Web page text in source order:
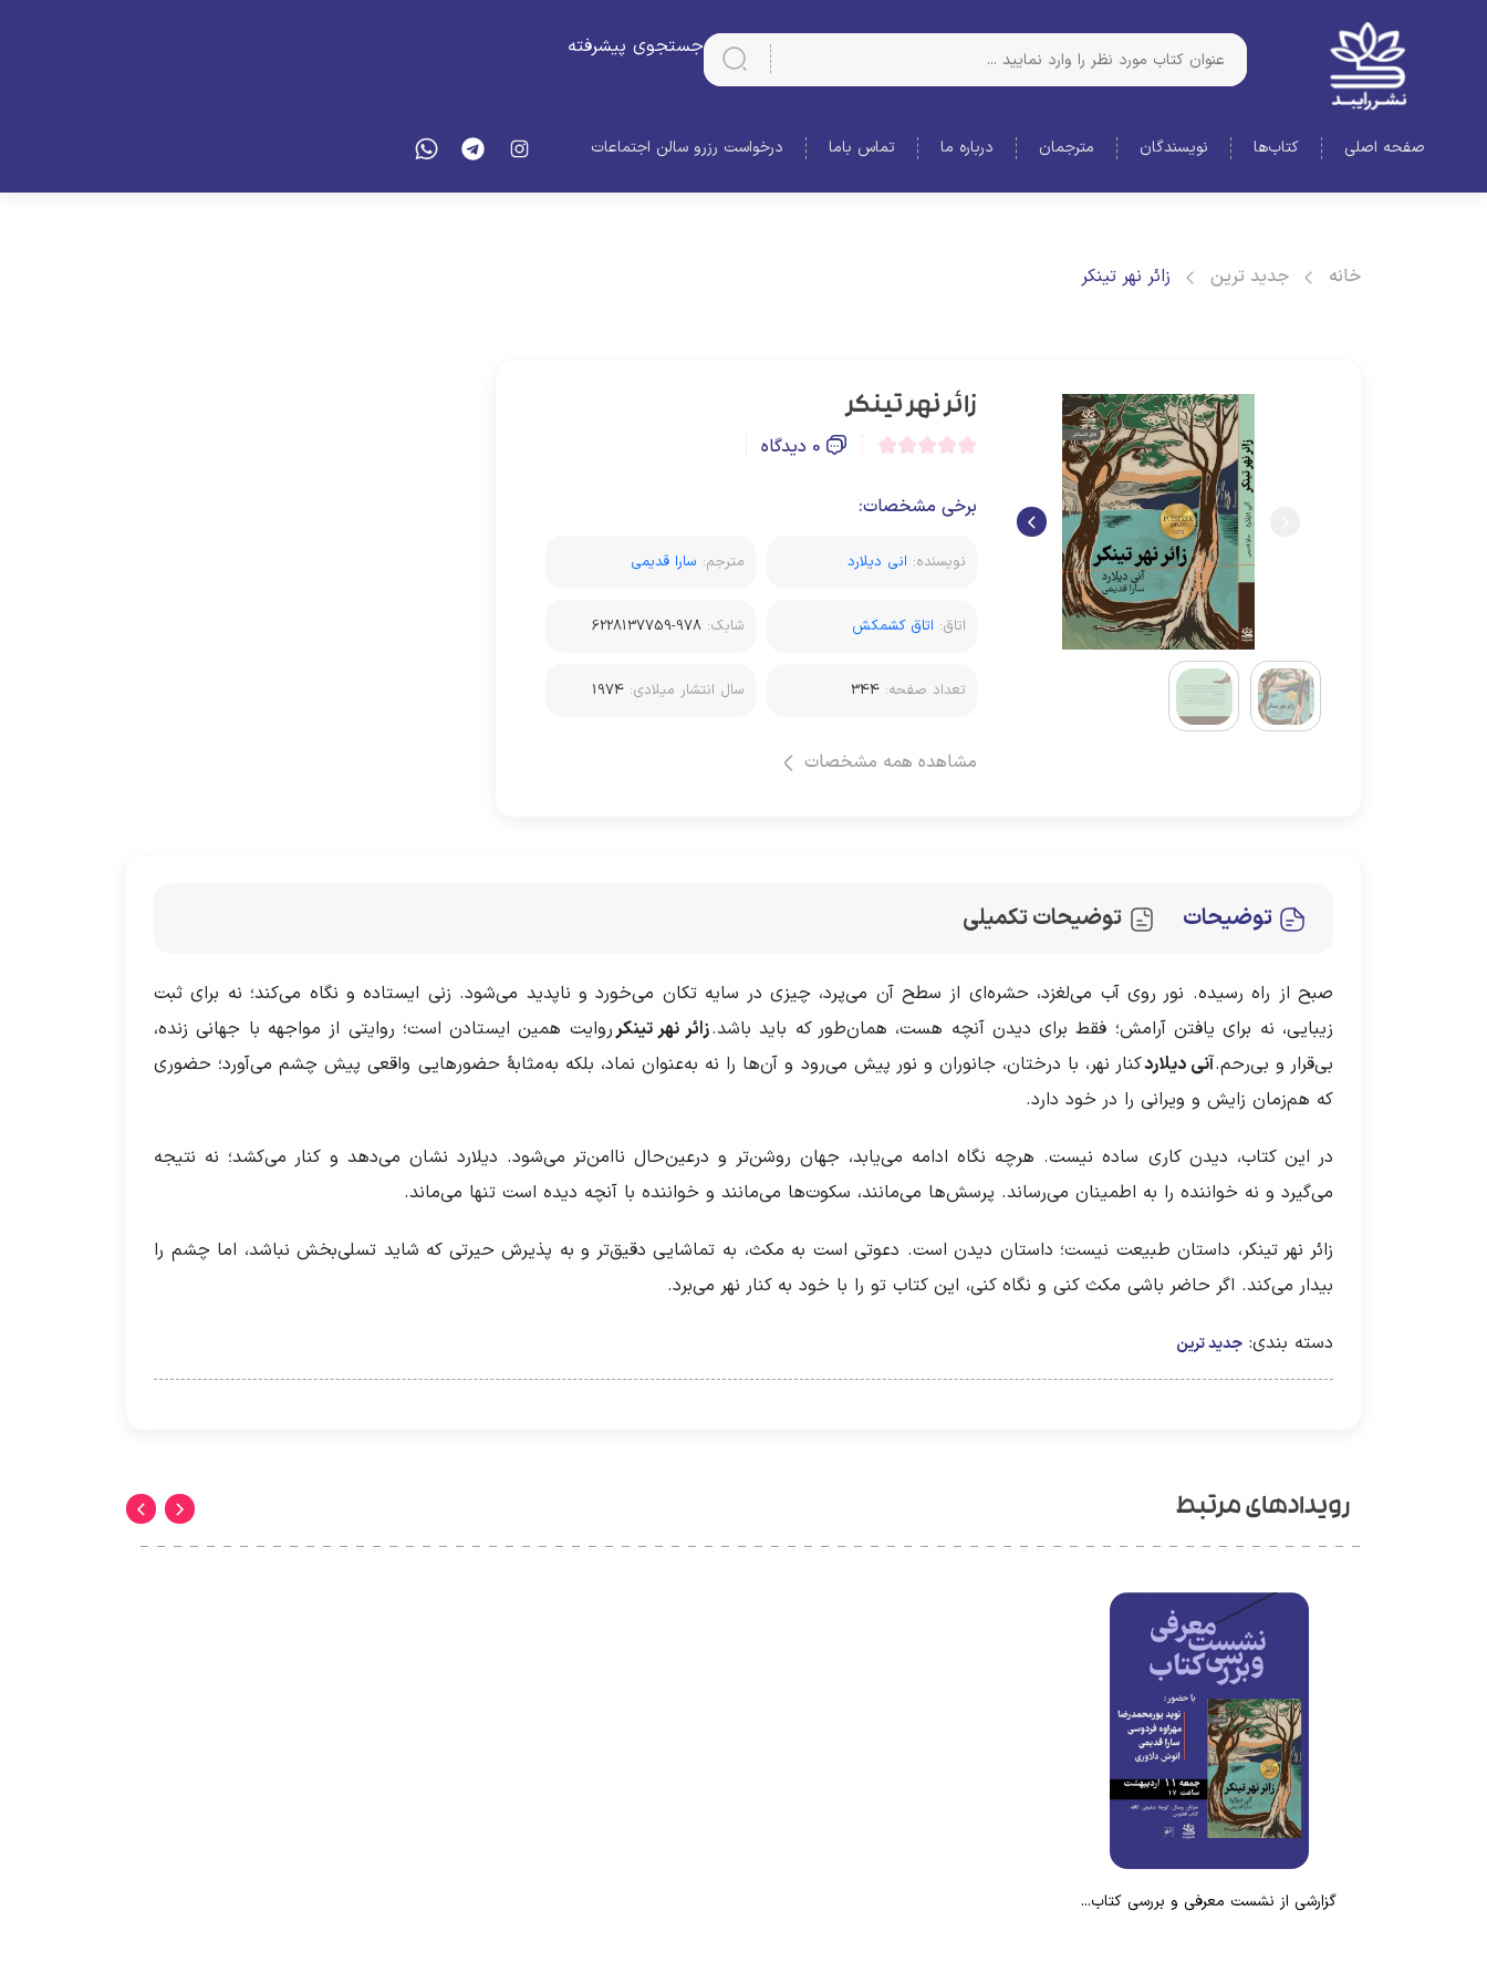
جستجوی پیشرفته
صفحه اصلی کتاب‌ها نویسندگان مترجمان درباره ما تماس باما درخواست رزرو سالن اجتماعات
خانه جدید ترین زائر نهر تینکر
زائر نهر تینکر
0 دیدگاه
برخی مشخصات:
نویسنده: انی دیلارد مترجم: سارا قدیمی
اتاق: اتاق کشمکش شابک:978-6228137759
تعداد صفحه:344 سال انتشار میلادی:1974
مشاهده همه مشخصات
توضیحات توضیحات تکمیلی
صبح از راه رسیده. نور روی آب می‌لغزد، حشره‌ای از سطح آن می‌پرد، چیزی در سایه تکان می‌خورد و ناپدید می‌شود. زنی ایستاده و نگاه می‌کند؛ نه برای ثبت
زیبایی، نه برای یافتن آرامش؛ فقط برای دیدن آنچه هست، همان‌طور که باید باشد.زائر نهر تینکرروایت همین ایستادن است؛ روایتی از مواجهه با جهانی زنده،
بی‌قرار و بی‌رحم.آنی دیلاردکنار نهر، با درختان، جانوران و نور پیش می‌رود و آن‌ها را نه به‌عنوان نماد، بلکه به‌مثابۀ حضورهایی واقعی پیش چشم می‌آورد؛ حضوری
که هم‌زمان زایش و ویرانی را در خود دارد.
در این کتاب، دیدن کاری ساده نیست. هرچه نگاه ادامه می‌یابد، جهان روشن‌تر و درعین‌حال ناامن‌تر می‌شود. دیلارد نشان می‌دهد و کنار می‌کشد؛ نه نتیجه
می‌گیرد و نه خواننده را به اطمینان می‌رساند. پرسش‌ها می‌مانند، سکوت‌ها می‌مانند و خواننده با آنچه دیده است تنها می‌ماند.
زائر نهر تینکر، داستان طبیعت نیست؛ داستان دیدن است. دعوتی است به مکث، به تماشایی دقیق‌تر و به پذیرش حیرتی که شاید تسلی‌بخش نباشد، اما چشم را
بیدار می‌کند. اگر حاضر باشی مکث کنی و نگاه کنی، این کتاب تو را با خود به کنار نهر می‌برد.
دسته بندی: جدید ترین
رویدادهای مرتبط
گزارشی از نشست معرفی و بررسی کتاب...